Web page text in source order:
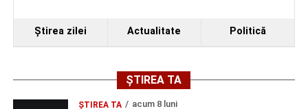
Spectacol de vals și tango „Armonii în
pași de dans”
Napoca).
Ştirea zilei Actualitate Politică
ȘTIREA TA
ŞTIREA TA acum 8 luni